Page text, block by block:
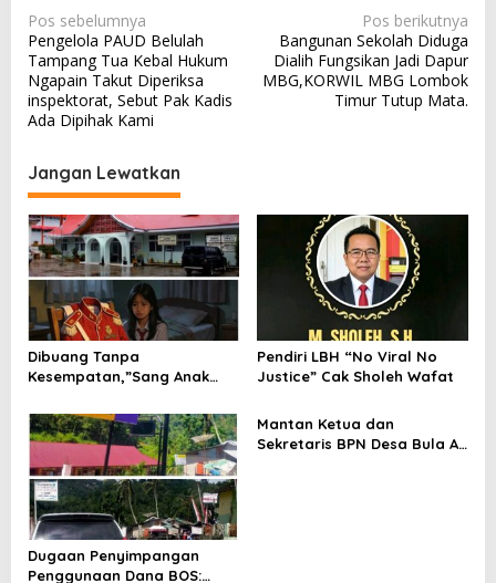
N
a
v
i
a
s
i
p
o
s
Pos sebelumnya
Pengelola PAUD Belulah
Tampang Tua Kebal Hukum
Ngapain Takut Diperiksa
inspektorat, Sebut Pak Kadis
Ada Dipihak Kami
Pos berikutnya
Bangunan Sekolah Diduga
Dialih Fungsikan Jadi Dapur
MBG,KORWIL MBG Lombok
Timur Tutup Mata.
Jangan Lewatkan
Dibuang Tanpa
Kesempatan,”Sang Anak
Tua Diteruskan ke Ranah
Hukum”
Pendiri LBH “No Viral No
Justice” Cak Sholeh Wafat
Dugaan Penyimpangan
Penggunaan Dana BOS:
Mantan Ketua dan
Sekretaris BPN Desa Bula Air